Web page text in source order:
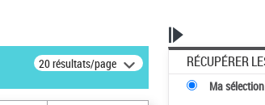
20 résultats/page RÉCUPÉRER
Ma sélection